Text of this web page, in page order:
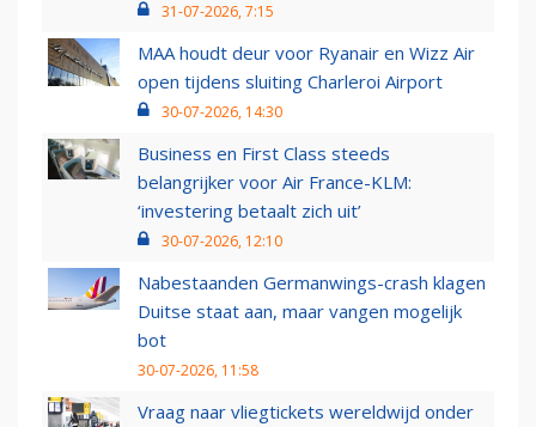
31-07-2026, 7:15
MAA houdt deur voor Ryanair en Wizz Air
open tijdens sluiting Charleroi Airport
30-07-2026, 14:30
Business en First Class steeds
belangrijker voor Air France-KLM:
‘investering betaalt zich uit’
30-07-2026, 12:10
Nabestaanden Germanwings-crash klagen
Duitse staat aan, maar vangen mogelijk
bot
30-07-2026, 11:58
Vraag naar vliegtickets wereldwijd onder